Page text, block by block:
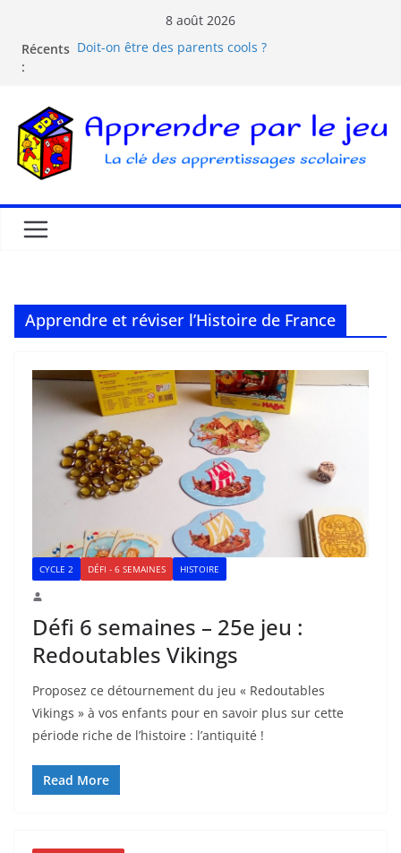
8 août 2026
Récents
:
Doit-on être des parents cools ?
La pédagogie Montessori est-elle ludique ?
Comprendre la courbe de l’oubli
Apprendre et réviser l’Histoire de France
CYCLE 2 DÉFI - 6 SEMAINES HISTOIRE
Défi 6 semaines – 25e jeu :
Redoutables Vikings
Proposez ce détournement du jeu « Redoutables
Vikings » à vos enfants pour en savoir plus sur cette
période riche de l’histoire : l’antiquité !
Read More